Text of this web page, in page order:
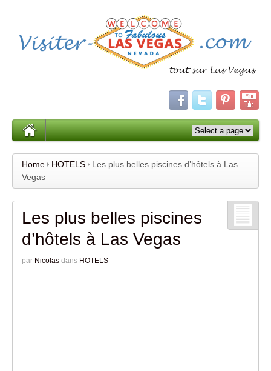
Home HOTELS
Les plus belles piscines d’hôtels à Las
Vegas
Les plus belles piscines
d’hôtels à Las Vegas
par Nicolas dans HOTELS